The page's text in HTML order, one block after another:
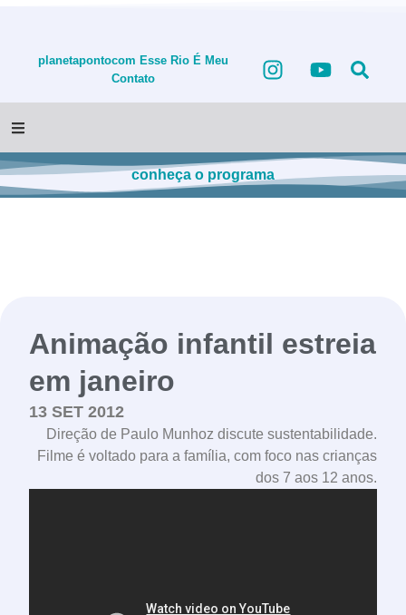
planetapontocom Esse Rio É Meu
Contato
conheça o programa
Animação infantil estreia
em janeiro
13 SET 2012
Direção de Paulo Munhoz discute sustentabilidade.
Filme é voltado para a família, com foco nas crianças
dos 7 aos 12 anos.